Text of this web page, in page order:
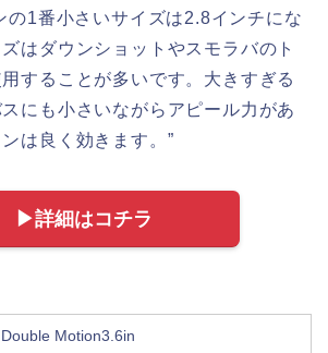
の1番小さいサイズは2.8インチにな
はダウンショットやスモラバのト
することが多いです。大きすぎる
にも小さいながらアピール力があ
は良く効きます。”
▶︎詳細はコチラ
Double Motion3.6in